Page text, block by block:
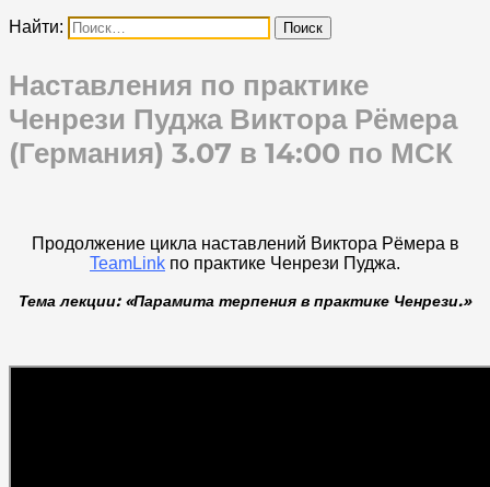
Найти:
Наставления по практике
Ченрези Пуджа Виктора Рёмера
(Германия) 3.07 в 14:00 по МСК
Продолжение цикла наставлений Виктора Рёмера в
TeamLink по практике Ченрези Пуджа.
Тема лекции: «Парамита терпения в практике Ченрези.»